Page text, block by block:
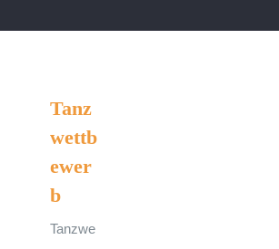
Tanzwettbewerb
Tanz
wettb
ewer
b
Tanzwe